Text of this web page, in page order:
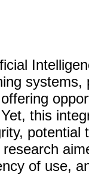
this
potential
of use,